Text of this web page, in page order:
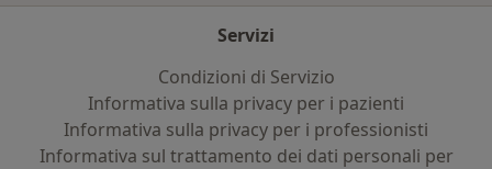
Servizi
Condizioni di Servizio
Informativa sulla privacy per i pazienti
Informativa sulla privacy per i professionisti
Informativa sul trattamento dei dati personali per